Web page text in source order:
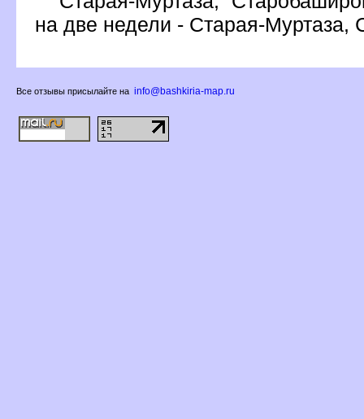
на две недели - Старая-Муртаза,
се отзывы присылайте на info@bashkiria-map.ru